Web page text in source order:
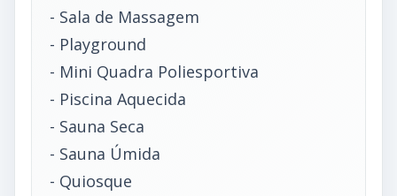
- Sala de Massagem
- Playground
- Mini Quadra Poliesportiva
- Piscina Aquecida
- Sauna Seca
- Sauna Úmida
- Quiosque